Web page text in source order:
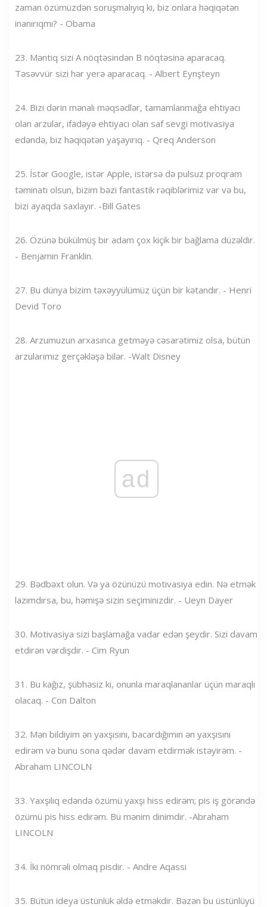
zaman özümüzdən soruşmalıyıq ki, biz onlara həqiqətən
inanırıqmı? - Obama
23. Məntiq sizi A nöqtəsindən B nöqtəsinə aparacaq.
Təsəvvür sizi hər yerə aparacaq. - Albert Eynşteyn
24. Bizi dərin mənalı məqsədlər, tamamlanmağa ehtiyacı
olan arzular, ifadəyə ehtiyacı olan saf sevgi motivasiya
edəndə, biz həqiqətən yaşayırıq. - Qreq Anderson
25. İstər Google, istər Apple, istərsə də pulsuz proqram
təminatı olsun, bizim bəzi fantastik rəqiblərimiz var və bu,
bizi ayaqda saxlayır. -Bill Gates
26. Özünə bükülmüş bir adam çox kiçik bir bağlama düzəldir.
- Benjamin Franklin.
27. Bu dünya bizim təxəyyülümüz üçün bir kətandır. - Henri
Devid Toro
28. Arzumuzun arxasınca getməyə cəsarətimiz olsa, bütün
arzularımız gerçəkləşə bilər. -Walt Disney
ad
29. Bədbəxt olun. Və ya özünüzü motivasiya edin. Nə etmək
lazımdırsa, bu, həmişə sizin seçiminizdir. - Ueyn Dayer
30. Motivasiya sizi başlamağa vadar edən şeydir. Sizi davam
etdirən vərdişdir. - Cim Ryun
31. Bu kağız, şübhəsiz ki, onunla maraqlananlar üçün maraqlı
olacaq. - Con Dalton
32. Mən bildiyim ən yaxşısını, bacardığımın ən yaxşısını
edirəm və bunu sona qədər davam etdirmək istəyirəm. -
Abraham LINCOLN
33. Yaxşılıq edəndə özümü yaxşı hiss edirəm; pis iş görəndə
özümü pis hiss edirəm. Bu mənim dinimdir. -Abraham
LINCOLN
34. İki nömrəli olmaq pisdir. - Andre Aqassi
35. Bütün ideya üstünlük əldə etməkdir. Bəzən bu üstünlüyü